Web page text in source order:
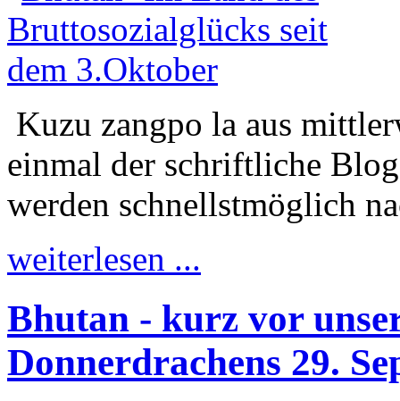
Kuzu zangpo la aus
einmal der schriftliche
werden schnellstmöglich
weiterlesen ...
Bhutan - kurz vor
Donnerdrachens 29.